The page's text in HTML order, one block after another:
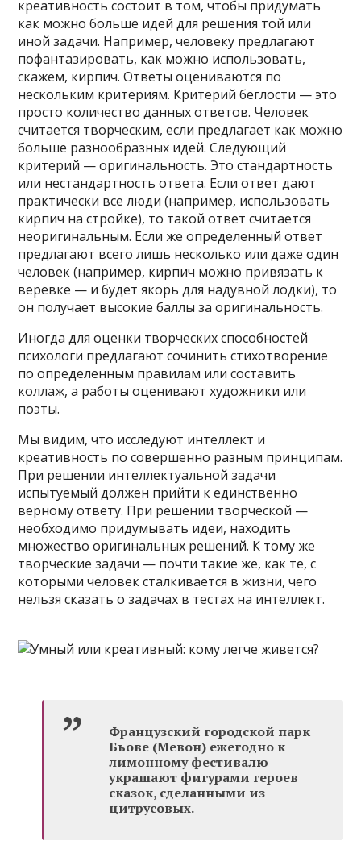
креативность состоит в том, чтобы придумать
как можно больше идей для решения той или
иной задачи. Например, человеку предлагают
пофантазировать, как можно использовать,
скажем, кирпич. Ответы оцениваются по
нескольким критериям. Критерий беглости — это
просто количество данных ответов. Человек
считается творческим, если предлагает как можно
больше разнообразных идей. Следующий
критерий — оригинальность. Это стандартность
или нестандартность ответа. Если ответ дают
практически все люди (например, использовать
кирпич на стройке), то такой ответ считается
неоригинальным. Если же определенный ответ
предлагают всего лишь несколько или даже один
человек (например, кирпич можно привязать к
веревке — и будет якорь для надувной лодки), то
он получает высокие баллы за оригинальность.
Иногда для оценки творческих способностей
психологи предлагают сочинить стихотворение
по определенным правилам или составить
коллаж, а работы оценивают художники или
поэты.
Мы видим, что исследуют интеллект и
креативность по совершенно разным принципам.
При решении интеллектуальной задачи
испытуемый должен прийти к единственно
верному ответу. При решении творческой —
необходимо придумывать идеи, находить
множество оригинальных решений. К тому же
творческие задачи — почти такие же, как те, с
которыми человек сталкивается в жизни, чего
нельзя сказать о задачах в тестах на интеллект.
Французский городской парк
Бьове (Мевон) ежегодно к
лимонному фестивалю
украшают фигурами героев
сказок, сделанными из
цитрусовых.